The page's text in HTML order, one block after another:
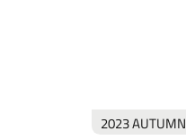
2023 AUTUMN